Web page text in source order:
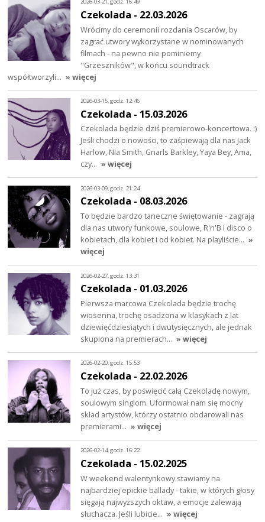
Czekolada - 22.03.2026
Wrócimy do ceremonii rozdania Oscarów, by
zagrać utwory wykorzystane w nominowanych
filmach - na pewno nie pominiemy
"Grzeszników", w końcu soundtrack
współtworzyli… » więcej
2026-03-15, godz. 12:46
Czekolada - 15.03.2026
Czekolada będzie dziś premierowo-koncertowa. :)
Jeśli chodzi o nowości, to zaśpiewają dla nas Jack
Harlow, Nia Smith, Gnarls Barkley, Yaya Bey, Ama,
czy… » więcej
2026-03-09, godz. 21:24
Czekolada - 08.03.2026
To będzie bardzo taneczne świętowanie - zagrają
dla nas utwory funkowe, soulowe, R'n'B i disco o
kobietach, dla kobiet i od kobiet. Na playliście… »
więcej
2026-02-27, godz. 13:31
Czekolada - 01.03.2026
Pierwsza marcowa Czekolada będzie trochę
wiosenna, trochę osadzona w klasykach z lat
dziewięćdziesiątych i dwutysięcznych, ale jednak
skupiona na premierach… » więcej
2026-02-20, godz. 15:53
Czekolada - 22.02.2026
To już czas, by poświęcić całą Czekoladę nowym,
soulowym singlom. Uformował nam się mocny
skład artystów, którzy ostatnio obdarowali nas
premierami… » więcej
2026-02-14, godz. 16:22
Czekolada - 15.02.2025
W weekend walentynkowy stawiamy na
najbardziej epickie ballady - takie, w których głosy
sięgają najwyższych oktaw, a emocje zalewają
słuchacza. Jeśli lubicie… » więcej